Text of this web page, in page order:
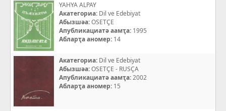
YAHYA ALPAY
Акатегориа: Dil ve Edebiyat
Абызшәа:OSETÇE
Апубликациатә аамҭа: 1995
Абларҭа аномер: 14
Акатегориа: Dil ve Edebiyat
Абызшәа:OSETÇE - RUSÇA
Апубликациатә аамҭа:2002
Абларҭа аномер: 15